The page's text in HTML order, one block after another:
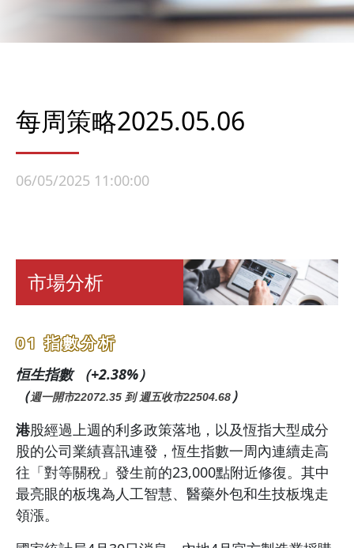
每周策略2025.05.06
06/05/2025 11:00:00
市場分析
01 指數分析
恒生指數 （+2.38%）
（週一開市22072.35 到 週五收市22504.68）
港股經過上週的利多政策落地，以及恆指大型成分
股的公司業績喜訊連發，恆生指數一周內連續走高
往「對等關稅」發生前的23,000點附近修復。其中
最亮眼的板塊為人工智慧、醫藥外包和生技板塊走
領漲。